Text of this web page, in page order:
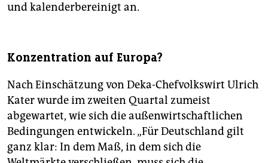
und kalenderbereinigt an.
Konzentration auf Europa?
Nach Einschätzung von Deka-Chefvolkswirt Ulrich
Kater wurde im zweiten Quartal zumeist
abgewartet, wie sich die außenwirtschaftlichen
Bedingungen entwickeln. „Für Deutschland gilt
ganz klar: In dem Maß, in dem sich die